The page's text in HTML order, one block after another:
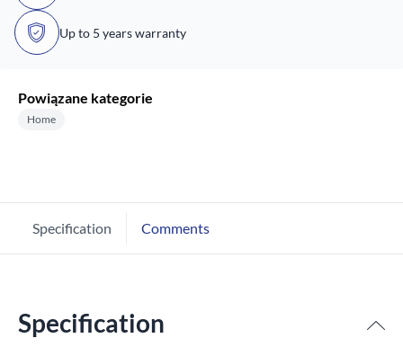
Up to 5 years warranty
Powiązane kategorie
Home
Specification Comments
Specification